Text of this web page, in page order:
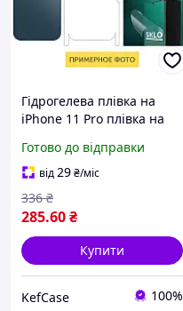
Гідрогелева плівка на
iPhone 11 Pro плівка на
та на бічні грані прозоре
для Айфон 11 Про
Готово до відправки
від29₴/міс
285.60₴
336 ₴
Купити
KefCase 100%